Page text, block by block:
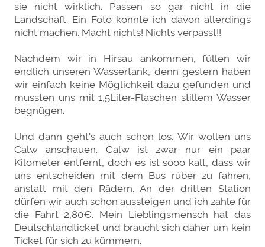
sie nicht wirklich. Passen so gar nicht in die
Landschaft. Ein Foto konnte ich davon allerdings
nicht machen. Macht nichts! Nichts verpasst!!
Nachdem wir in Hirsau ankommen, füllen wir
endlich unseren Wassertank, denn gestern haben
wir einfach keine Möglichkeit dazu gefunden und
mussten uns mit 1,5Liter-Flaschen stillem Wasser
begnügen.
Und dann geht's auch schon los. Wir wollen uns
Calw anschauen. Calw ist zwar nur ein paar
Kilometer entfernt, doch es ist sooo kalt, dass wir
uns entscheiden mit dem Bus rüber zu fahren,
anstatt mit den Rädern. An der dritten Station
dürfen wir auch schon aussteigen und ich zahle für
die Fahrt 2,80€. Mein Lieblingsmensch hat das
Deutschlandticket und braucht sich daher um kein
Ticket für sich zu kümmern.